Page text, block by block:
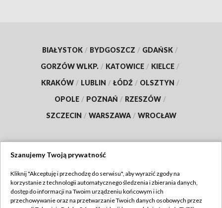
BIAŁYSTOK / BYDGOSZCZ / GDAŃSK /
GORZÓW WLKP. / KATOWICE / KIELCE /
KRAKÓW / LUBLIN / ŁÓDŹ / OLSZTYN /
OPOLE / POZNAŃ / RZESZÓW /
SZCZECIN / WARSZAWA / WROCŁAW
TVP
Abonament TVP
Regulamin TVP
Szanujemy Twoją prywatność
Kliknij "Akceptuję i przechodzę do serwisu", aby wyrazić zgody na
korzystanie z technologii automatycznego śledzenia i zbierania danych,
dostęp do informacji na Twoim urządzeniu końcowym i ich
przechowywanie oraz na przetwarzanie Twoich danych osobowych przez